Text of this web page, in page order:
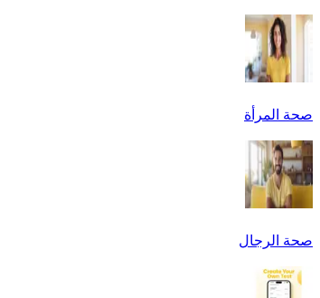
صحة المرأة
صحة الرجال